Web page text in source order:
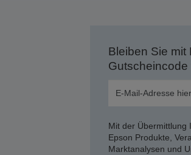
Bleiben Sie mit
Mit der Übermittlung
Epson Produkte,
Marktanalysen und